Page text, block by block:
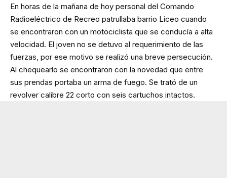
En horas de la mañana de hoy personal del Comando
Radioeléctrico de Recreo patrullaba barrio Liceo cuando
se encontraron con un motociclista que se conducía a alta
velocidad. El joven no se detuvo al requerimiento de las
fuerzas, por ese motivo se realizó una breve persecución.
Al chequearlo se encontraron con la novedad que entre
sus prendas portaba un arma de fuego. Se trató de un
revolver calibre 22 corto con seis cartuchos intactos.